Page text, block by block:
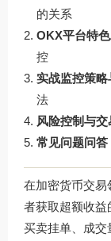
的关系
OKX平台特
控
实战监控策略
法
风险控制与
常见问题问答
在加密货币交易
者获取超额收益
买卖挂单、成